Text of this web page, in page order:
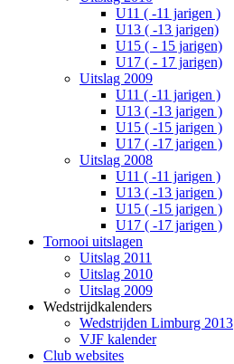
U11 ( -11 jarigen )
U13 ( -13 jarigen)
U15 ( - 15 jarigen)
U17 ( - 17 jarigen)
Uitslag 2009
U11 ( -11 jarigen )
U13 ( -13 jarigen )
U15 ( -15 jarigen )
U17 ( -17 jarigen )
Uitslag 2008
U11 ( -11 jarigen )
U13 ( -13 jarigen )
U15 ( -15 jarigen )
U17 ( -17 jarigen )
Tornooi uitslagen
Uitslag 2011
Uitslag 2010
Uitslag 2009
Wedstrijdkalenders
Wedstrijden Limburg 2013
VJF kalender
Club websites